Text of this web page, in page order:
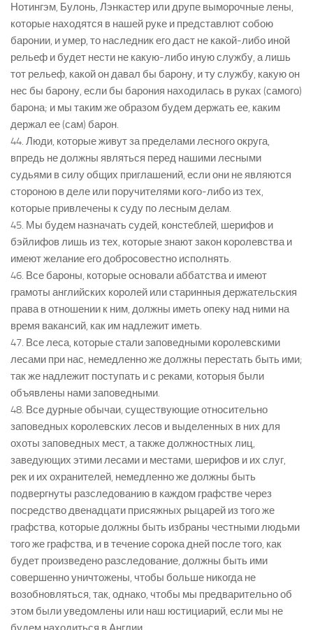
Нотингэм, Булонь, Лэнкастер или друпе выморочные лены,
которые находятся в нашей руке и представлют собою
баронии, и умер, то наследник его даст не какой-либо иной
рельеф и будет нести не какую-либо иную службу, а лишь
тот рельеф, какой он давал бы барону, и ту службу, какую он
нес бы барону, если бы барония находилась в руках (самого)
барона; и мы таким же образом будем держать ее, каким
держал ее (сам) барон.
44. Люди, которые живут за пределами лесного округа,
впредь не должны являться перед нашими лесными
судьями в силу общих приглашений, если они не являются
стороною в деле или поручителями кого-либо из тех,
которые привлечены к суду по лесным делам.
45. Мы будем назначать судей, констеблей, шерифов и
бэйлифов лишь из тех, которые знают закон королевства и
имеют желание его добросовестно исполнять.
46. Все бароны, которые основали аббатства и имеют
грамоты английских королей или старинныя держательския
права в отношении к ним, должны иметь опеку над ними на
время вакансий, как им надлежит иметь.
47. Все леса, которые стали заповедными королевскими
лесами при нас, немедленно же должны перестать быть ими;
так же надлежит поступать и с реками, которыя были
объявлены нами заповедными.
48. Все дурные обычаи, существующие относительно
заповедных королевских лесов и выделенных в них для
охоты заповедных мест, а также должностных лиц,
заведующих этими лесами и местами, шерифов и их слуг,
рек и их охранителей, немедленно же должны быть
подвергнуты разследованию в каждом графстве через
посредство двенадцати присяжных рыцарей из того же
графства, которые должны быть избраны честными людьми
того же графства, и в течение сорока дней после того, как
будет произведено разследование, должны быть ими
совершенно уничтожены, чтобы больше никогда не
возобновляться, так, однако, чтобы мы предварительно об
этом были уведомлены или наш юстициарий, если мы не